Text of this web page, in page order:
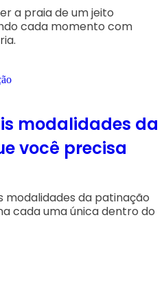
a praia de um jeito
cada momento com
modalidades da
você precisa
modalidades da patinação
cada uma única dentro do